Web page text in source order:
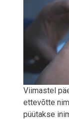
Viimastel
ettevõtte
püütakse